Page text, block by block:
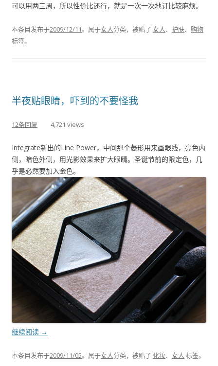
可以用两三周，所以性价比还行，就是一次一次地订比较麻烦。
本条目发布于2009/12/11。属于女人分类，被贴了 女人、 护肤、 购物
标签。
半夜贴眼睛，吓到的不要怪我
12条回复 4,721 views
Integrate新出的Line Power，中间那个菱形用来画眼线，亮色内
侧，暗色外侧，用光影效果来扩大眼睛。圣诞节前的限定色，几
乎是必然要加入金色。
继续阅读 →
本条目发布于2009/11/05。属于女人分类，被贴了 化妆、 女人 标签。